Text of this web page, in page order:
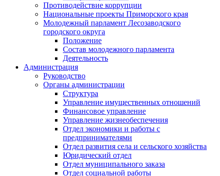
Противодействие коррупции
Национальные проекты Приморского края
Молодежный парламент Лесозаводского
городского округа
Положение
Состав молодежного парламента
Деятельность
Администрация
Руководство
Органы администрации
Структура
Управление имущественных отношений
Финансовое управление
Управление жизнеобеспечения
Отдел экономики и работы с
предпринимателями
Отдел развития села и сельского хозяйства
Юридический отдел
Отдел муниципального заказа
Отдел социальной работы